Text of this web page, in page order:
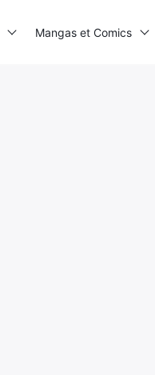
Mangas et Comics